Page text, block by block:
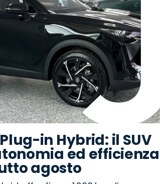
in Hybrid: il SUV
ed efficienza
agosto